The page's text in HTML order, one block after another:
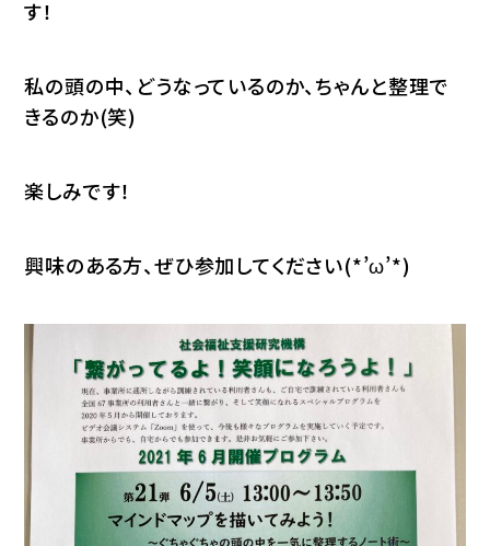
す！
私の頭の中、どうなっているのか、ちゃんと整理で
きるのか(笑)
楽しみです！
興味のある方、ぜひ参加してください(*’ω’*)